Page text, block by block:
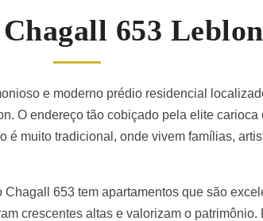
653 Leblon
e moderno prédio residencial
O endereço tão cobiçado pela elite carioca
é muito tradicional, onde vivem famílias,
653 tem apartamentos que são
crescentes altas e valorizam o patrimônio.